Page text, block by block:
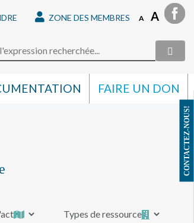
CONTACTEZ-NOUS!
ZONE DES MEMBRES A A
FAIRE UN DON